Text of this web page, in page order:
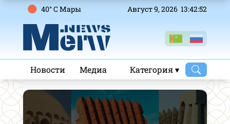
40° C Mары Август 9, 2026 13:42:53
Новости Медиа Категория ▾